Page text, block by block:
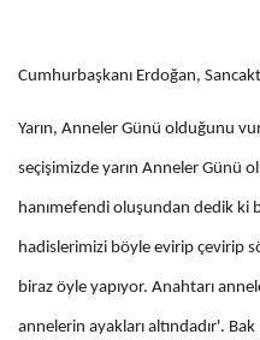
Cumhurbaşkanı Erdoğan,
Yarın, Anneler Günü olduğunu
seçişimizde yarın Anneler Günü
hanımefendi oluşundan dedik ki
hadislerimizi böyle evirip çevirip
biraz öyle yapıyor. Anahtarı
annelerin ayakları altındadır'.